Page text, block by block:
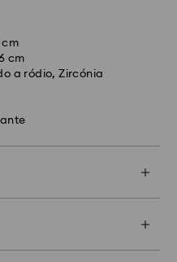
cm
cm
a ródio, Zircónia
segunda a sexta-feira
e enviadas no
dias úteis após
pode efetuar entregas
Licensed-in e Creators
2 semanas antes
com a marca e
incluir uma
o excecional